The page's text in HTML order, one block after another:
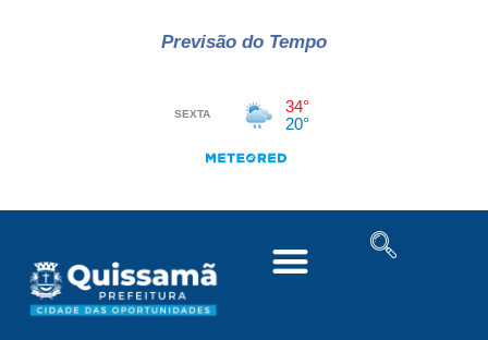
Previsão do Tempo